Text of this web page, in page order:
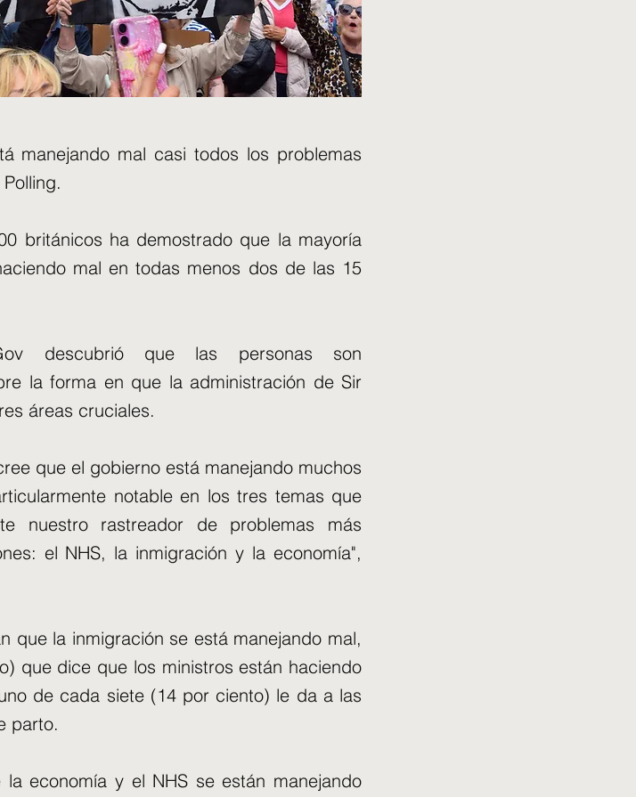
manejando mal casi todos los problemas
británicos ha demostrado que la mayoría
mal en todas menos dos de las 15
descubrió que las personas son
la forma en que la administración de Sir
áreas cruciales.
que el gobierno está manejando muchos
notable en los tres temas que
nuestro rastreador de problemas más
el NHS, la inmigración y la economía",
que la inmigración se está manejando mal,
que dice que los ministros están haciendo
de cada siete (14 por ciento) le da a las
parto.
economía y el NHS se están manejando